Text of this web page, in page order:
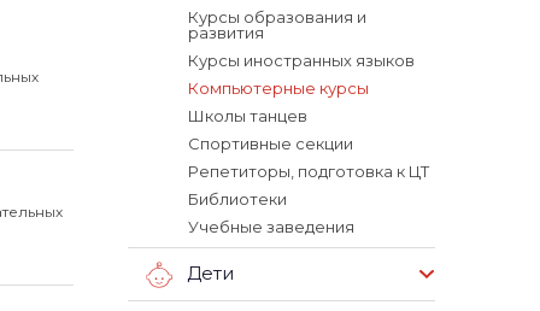
Курсы образования и
развития
Курсы иностранных языков
Компьютерные курсы
Школы танцев
Спортивные секции
Репетиторы, подготовка к ЦТ
Библиотеки
Учебные заведения
Дети